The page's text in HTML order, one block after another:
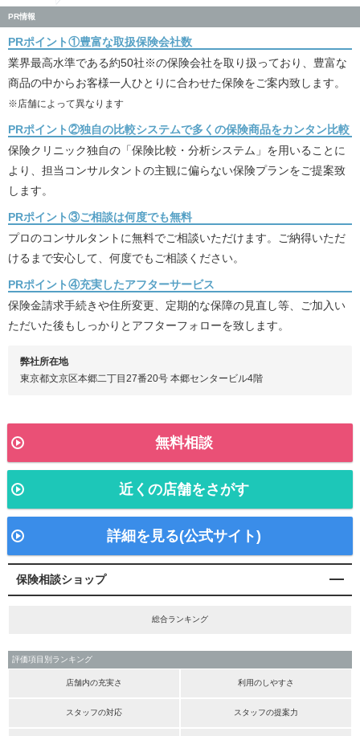
PR情報
PRポイント①豊富な取扱保険会社数
業界最高水準である約50社※の保険会社を取り扱っており、豊富な
商品の中からお客様一人ひとりに合わせた保険をご案内致します。
※店舗によって異なります
PRポイント②独自の比較システムで多くの保険商品をカンタン比較
保険クリニック独自の「保険比較・分析システム」を用いることに
より、担当コンサルタントの主観に偏らない保険プランをご提案致
します。
PRポイント③ご相談は何度でも無料
プロのコンサルタントに無料でご相談いただけます。ご納得いただ
けるまで安心して、何度でもご相談ください。
PRポイント④充実したアフターサービス
保険金請求手続きや住所変更、定期的な保障の見直し等、ご加入い
ただいた後もしっかりとアフターフォローを致します。
弊社所在地
東京都文京区本郷二丁目27番20号 本郷センタービル4階
無料相談
近くの店舗をさがす
詳細を見る(公式サイト)
保険相談ショップ
総合ランキング
評価項目別ランキング
店舗内の充実さ 利用のしやすさ
スタッフの対応 スタッフの提案力